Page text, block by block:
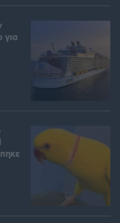
για